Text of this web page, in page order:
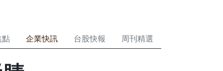
點 企業快訊 台股快報 周刊精選